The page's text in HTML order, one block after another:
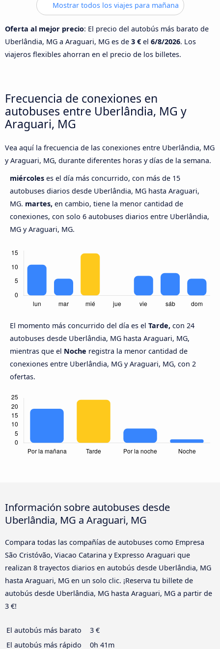
Mostrar todos los viajes para mañana
Oferta al mejor precio: El precio del autobús más barato de
Uberlândia, MG a Araguari, MG es de 3 € el 6/8/2026. Los
viajeros flexibles ahorran en el precio de los billetes.
Frecuencia de conexiones en
autobuses entre Uberlândia, MG y
Araguari, MG
Vea aquí la frecuencia de las conexiones entre Uberlândia, MG
y Araguari, MG, durante diferentes horas y días de la semana.
miércoles es el día más concurrido, con más de 15
autobuses diarios desde Uberlândia, MG hasta Araguari,
MG. martes, en cambio, tiene la menor cantidad de
conexiones, con solo 6 autobuses diarios entre Uberlândia,
MG y Araguari, MG.
El momento más concurrido del día es el Tarde, con 24
autobuses desde Uberlândia, MG hasta Araguari, MG,
mientras que el Noche registra la menor cantidad de
conexiones entre Uberlândia, MG y Araguari, MG, con 2
ofertas.
Información sobre autobuses desde
Uberlândia, MG a Araguari, MG
Compara todas las compañías de autobuses como Empresa
São Cristóvão, Viacao Catarina y Expresso Araguari que
realizan 8 trayectos diarios en autobús desde Uberlândia, MG
hasta Araguari, MG en un solo clic. ¡Reserva tu billete de
autobús desde Uberlândia, MG hasta Araguari, MG a partir de
3 €!
El autobús más barato
3 €
El autobús más rápido
0h 41m